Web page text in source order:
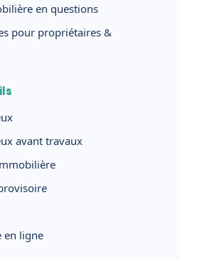
en questions
pour propriétaires &
avant travaux
en ligne